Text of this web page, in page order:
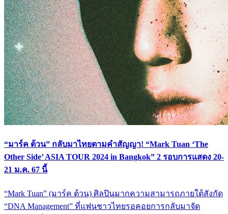
“มาร์ค ต้วน” กลับมาไทยตามคำสัญญา! “Mark Tuan ‘The
Other Side’ ASIA TOUR 2024 in Bangkok” 2 รอบการแสดง 20-
21 ม.ค. 67 นี้
“Mark Tuan” (มาร์ค ต้วน) ศิลปินมากความสามารถภายใต้สังกัด
“DNA Management” ที่แฟนชาวไทยรอคอยการกลับมาจัด